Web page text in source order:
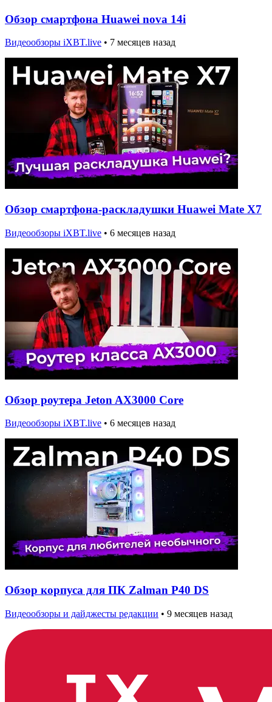
Обзор смартфона Huawei nova 14i
Видеообзоры iXBT.live • 7 месяцев назад
Обзор смартфона-раскладушки Huawei Mate X7
Видеообзоры iXBT.live • 6 месяцев назад
Обзор роутера Jeton AX3000 Core
Видеообзоры iXBT.live • 6 месяцев назад
Обзор корпуса для ПК Zalman P40 DS
Видеообзоры и дайджесты редакции • 9 месяцев назад